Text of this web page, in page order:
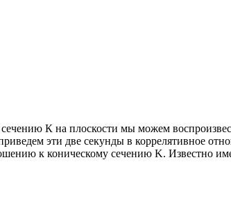
К на плоскости мы можем
эти две секунды в коррелятивное
к коническому сечению K. Известно